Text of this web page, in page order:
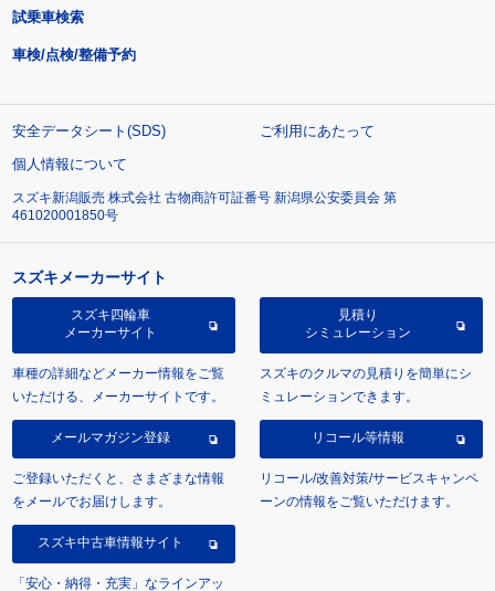
試乗車検索
車検/点検/整備予約
安全データシート(SDS)
ご利用にあたって
個人情報について
スズキ新潟販売 株式会社 古物商許可証番号 新潟県公安委員会 第
461020001850号
スズキメーカーサイト
スズキ四輪車
メーカーサイト
車種の詳細などメーカー情報をご覧
いただける、メーカーサイトです。
見積り
シミュレーション
スズキのクルマの見積りを簡単にシ
ミュレーションできます。
メールマガジン登録
ご登録いただくと、さまざまな情報
をメールでお届けします。
リコール等情報
リコール/改善対策/サービスキャンペ
ーンの情報をご覧いただけます。
スズキ中古車情報サイト
「安心・納得・充実」なラインアッ